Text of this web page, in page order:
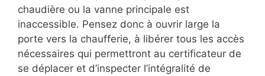
chaudière ou la vanne principale est
inaccessible. Pensez donc à ouvrir large la
porte vers la chaufferie, à libérer tous les accès
nécessaires qui permettront au certificateur de
se déplacer et d’inspecter l’intégralité de